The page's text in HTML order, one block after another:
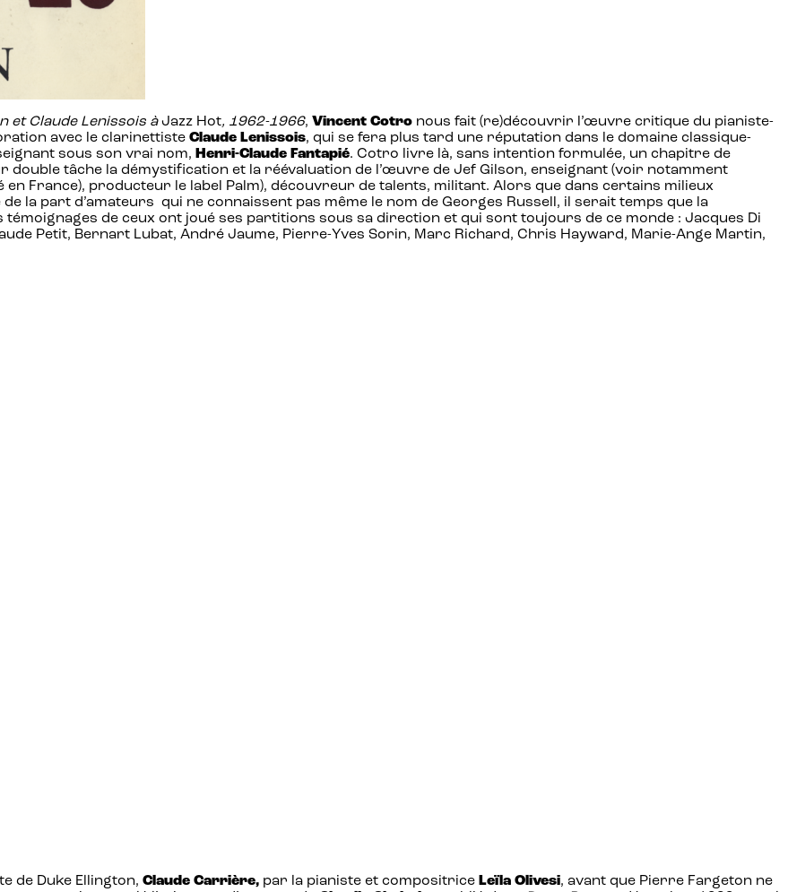
et Claude Lenissois àJazz Hot, 1962-1966, Vincent Cotro nous fait (re)découvrir l’œuvre critique du pianiste-
avec le clarinettiste Claude Lenissois, qui se fera plus tard une réputation dans le domaine classique-
sous son vrai nom, Henri-Claude Fantapié. Cotro livre là, sans intention formulée, un chapitre de
double tâche la démystification et la réévaluation de l’œuvre de Jef Gilson, enseignant (voir notamment
France), producteur le label Palm), découvreur de talents, militant. Alors que dans certains milieux
la part d’amateurs qui ne connaissent pas même le nom de Georges Russell, il serait temps que la
de ceux ont joué ses partitions sous sa direction et qui sont toujours de ce monde : Jacques Di
Petit, Bernart Lubat, André Jaume, Pierre-Yves Sorin, Marc Richard, Chris Hayward, Marie-Ange Martin,
de Duke Ellington, Claude Carrière, par la pianiste et compositrice Leïla Olivesi, avant que Pierre Fargeton ne